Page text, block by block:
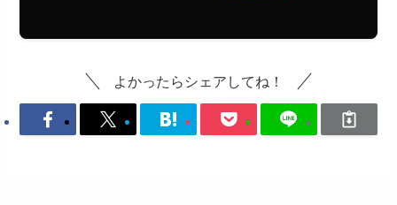
よかったらシェアしてね！